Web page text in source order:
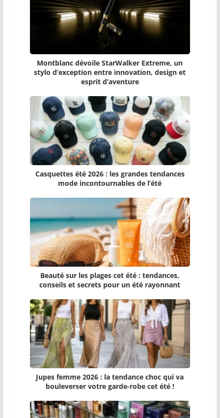
Montblanc dévoile StarWalker Extreme, un
stylo d’exception entre innovation, design et
esprit d’aventure
Casquettes été 2026 : les grandes tendances
mode incontournables de l’été
Beauté sur les plages cet été : tendances,
conseils et secrets pour un été rayonnant
Jupes femme 2026 : la tendance choc qui va
bouleverser votre garde-robe cet été !